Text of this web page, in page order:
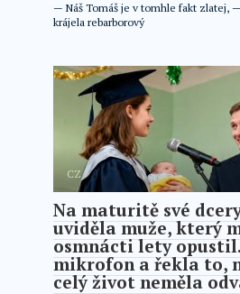
— Náš Tomáš je v tomhle fakt zlatej,
krájela rebarborový
CZ
Na maturitě své
uviděla muže, který
osmnácti lety
mikrofon a řekla to,
celý život neměla